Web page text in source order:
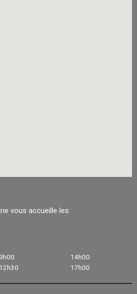
vous accueille les:
9h00
12h30
14h00
17h00